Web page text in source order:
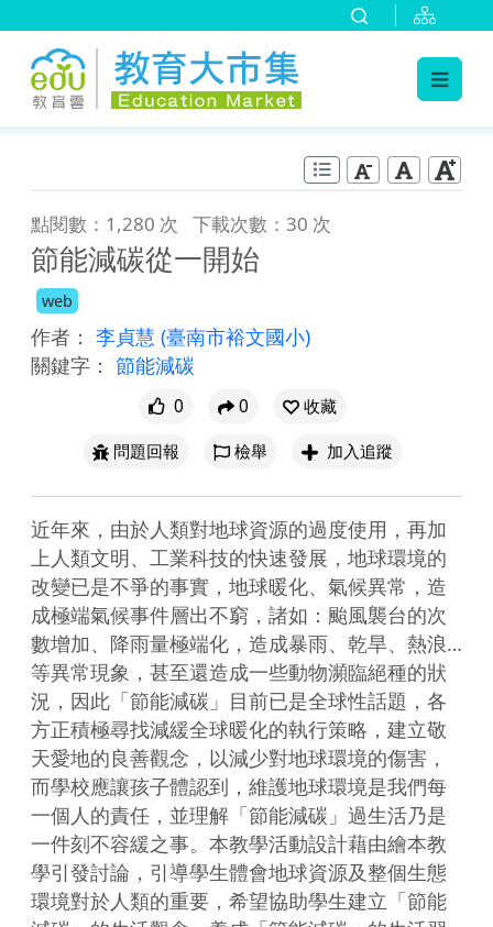
點閱數：1,280 次 下載次數：30 次
節能減碳從一開始
web
作者： 李貞慧 (臺南市裕文國小)
關鍵字： 節能減碳
0 0
收藏
問題回報
檢舉 加入追蹤
近年來，由於人類對地球資源的過度使用，再加
上人類文明、工業科技的快速發展，地球環境的
改變已是不爭的事實，地球暖化、氣候異常，造
成極端氣候事件層出不窮，諸如：颱風襲台的次
數增加、降雨量極端化，造成暴雨、乾旱、熱浪…
等異常現象，甚至還造成一些動物瀕臨絕種的狀
況，因此「節能減碳」目前已是全球性話題，各
方正積極尋找減緩全球暖化的執行策略，建立敬
天愛地的良善觀念，以減少對地球環境的傷害，
而學校應讓孩子體認到，維護地球環境是我們每
一個人的責任，並理解「節能減碳」過生活乃是
一件刻不容緩之事。本教學活動設計藉由繪本教
學引發討論，引導學生體會地球資源及整個生態
環境對於人類的重要，希望協助學生建立「節能